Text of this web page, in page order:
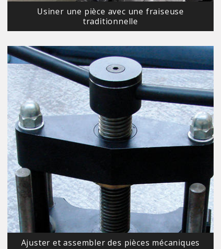
Usiner une pièce avec une fraiseuse
traditionnelle
Ajuster et assembler des pièces mécaniques